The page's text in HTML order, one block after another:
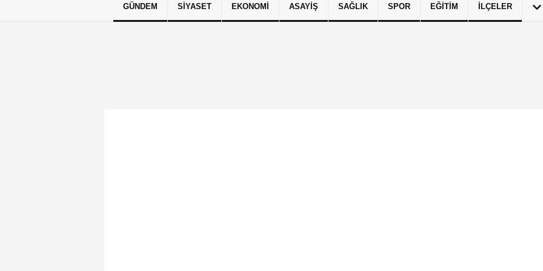
Künye İletişim Çerez Politikası Gizlilik İlkeleri
GÜNDEM SIYASET EKONOMI ASAYIŞ SAĞLIK SPOR EĞITIM İLÇELER